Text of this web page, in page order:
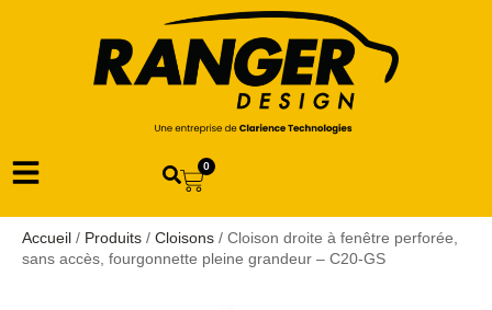
0
Accueil / Produits / Cloisons / Cloison droite à fenêtre perforée,
sans accès, fourgonnette pleine grandeur – C20-GS